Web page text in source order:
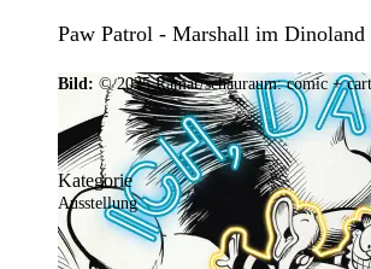
Paw Patrol - Marshall im Dinoland
Bild: © 2025 Ramar/schauraum: comic +
Kategorie
Ausstellung